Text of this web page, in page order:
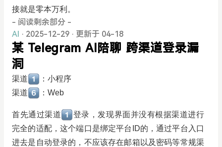
接就是零本万利。
- 阅读剩余部分 -
AI · 2025-12-29 · 更新于 04-18
某 Telegram AI陪聊 跨渠道登录漏
洞
渠道
：小程序
渠道
：Web
首先通过渠道
登录，发现界面并没有根据渠道进行
完全的适配，这个端口是绑定平台ID的，通过平台入口
进去是自动登录的，不应该存在邮箱以及密码等常规渠